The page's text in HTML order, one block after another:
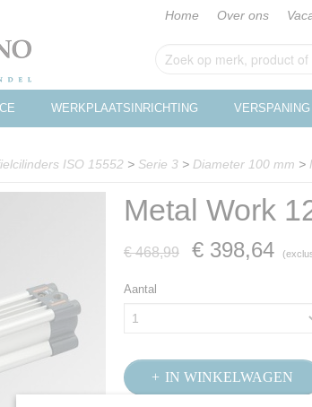
Home Over ons
WERKPLAATSINRICHTING VERSPANING
ISO 15552 > Serie 3 > Diameter 100 mm >
Metal Work
€ 468,99 € 398,64
Aantal
IN WINKELWAGEN